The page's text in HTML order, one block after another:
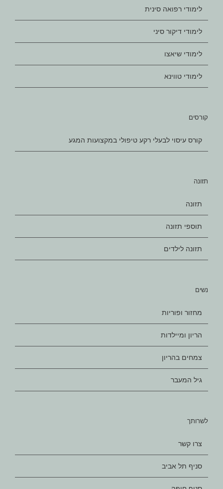
לימודי רפואה סינית
לימודי דיקור סיני
לימודי שיאצו
לימודי טווינא
קורסים
קורס עיסוי לבעלי רקע טיפולי במקצועות המגע
תזונה
תזונה
תוספי תזונה
תזונה לילדים
נשים
מחזור ופוריות
הריון ומיילדות
צמחים בהריון
גיל המעבר
לשרותך
צרו קשר
סניף תל אביב